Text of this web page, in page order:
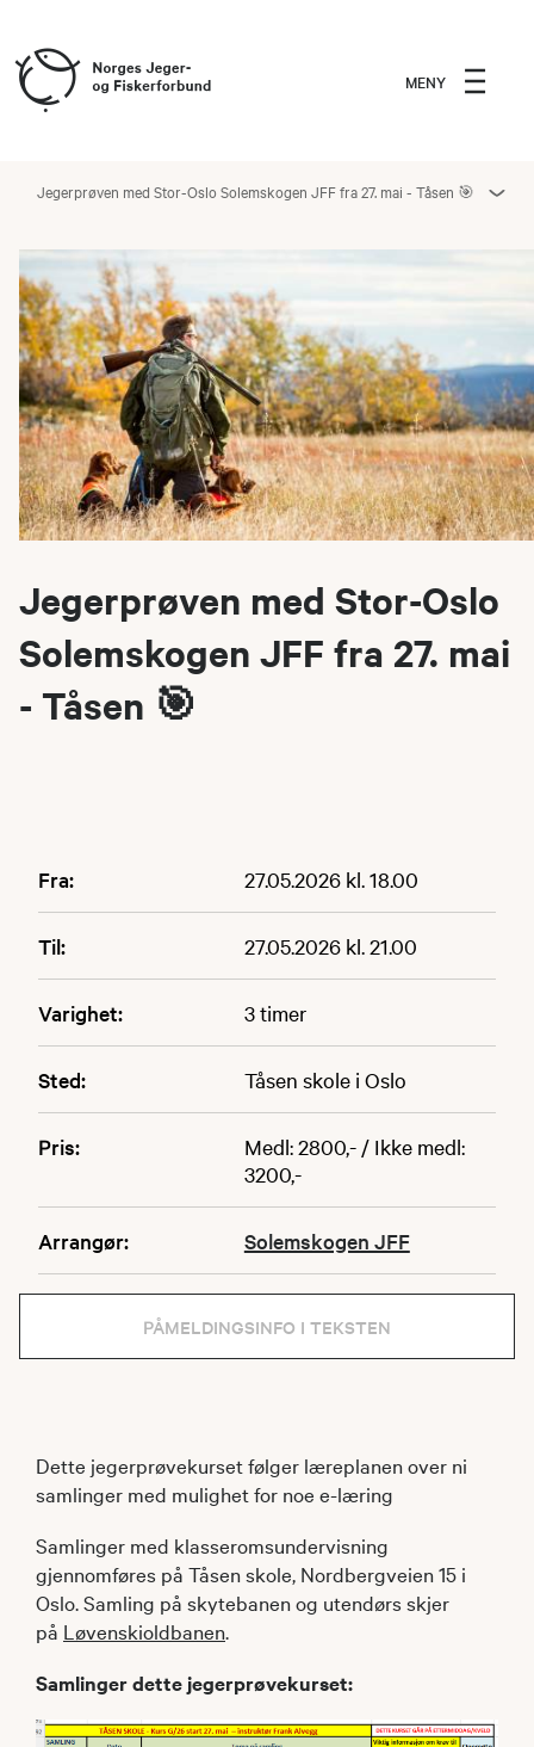
MENY
Jegerprøven med Stor-Oslo Solemskogen JFF fra 27. mai - Tåsen 🎯
Jegerprøven med Stor-Oslo
Solemskogen JFF fra 27. mai
- Tåsen 🎯
Fra: 27.05.2026 kl. 18.00
Til: 27.05.2026 kl. 21.00
Varighet: 3 timer
Sted: Tåsen skole i Oslo
Pris:
Medl: 2800,- / Ikke medl:
3200,-
Arrangør: Solemskogen JFF
PÅMELDINGSINFO I TEKSTEN
Dette jegerprøvekurset følger læreplanen over ni
samlinger med mulighet for noe e-læring
Samlinger med klasseromsundervisning
gjennomføres på Tåsen skole, Nordbergveien 15 i
Oslo. Samling på skytebanen og utendørs skjer
på Løvenskioldbanen.
Samlinger dette jegerprøvekurset: